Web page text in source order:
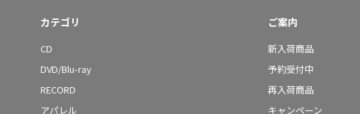
カテゴリ
CD
DVD/Blu-ray
RECORD
アパレル
ご案内
新入荷商品
予約受付中
再入荷商品
キャンペーン